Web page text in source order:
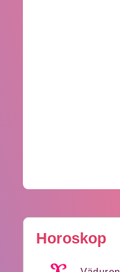
Horoskop